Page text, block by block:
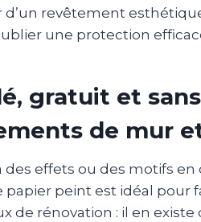
d’un revêtement
une protection
gratuit et
de mur
des effets ou des motifs
peint est idéal pour
de rénovation : il en